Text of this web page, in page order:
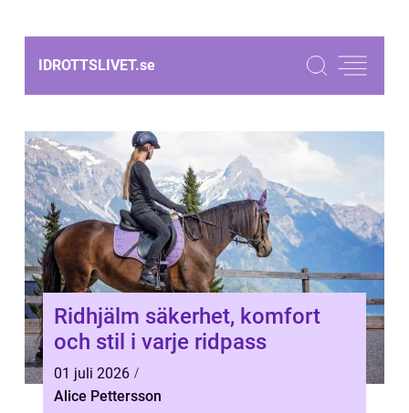
IDROTTSLIVET.se
Ridhjälm säkerhet, komfort
och stil i varje ridpass
01 juli 2026
Alice Pettersson